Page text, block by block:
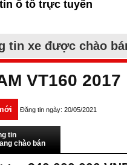
ô tô trực tuyến
tin xe được chào
VT160 2017
Đăng tin ngày: 20/05/2021
tin
chào bán